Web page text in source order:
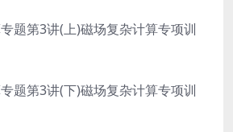
题第3讲(上)磁场复杂计算专项训
题第3讲(下)磁场复杂计算专项训